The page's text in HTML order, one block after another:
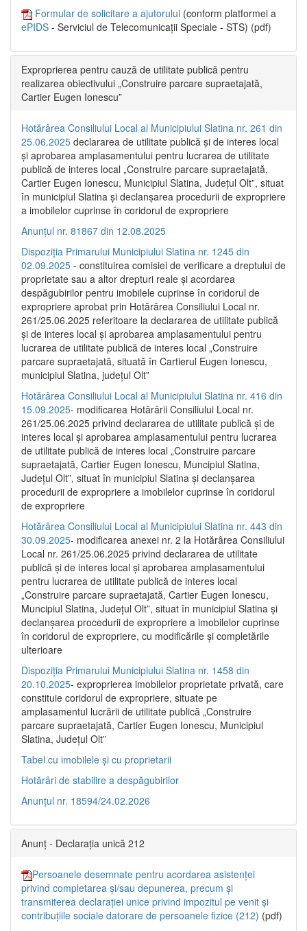
Formular de solicitare a ajutorului (conform platformei a
ePIDS - Serviciul de Telecomunicații Speciale - STS) (pdf)
Exproprierea pentru cauză de utilitate publică pentru
realizarea obiectivului „Construire parcare supraetajată,
Cartier Eugen Ionescu”
Hotărârea Consiliului Local al Municipiului Slatina nr. 261 din
25.06.2025 declararea de utilitate publică și de interes local
și aprobarea amplasamentului pentru lucrarea de utilitate
publică de interes local „Construire parcare supraetajată,
Cartier Eugen Ionescu, Municipiul Slatina, Județul Olt”, situat
în municipiul Slatina și declanșarea procedurii de expropriere
a imobilelor cuprinse în coridorul de expropriere
Anunțul nr. 81867 din 12.08.2025
Dispoziția Primarului Municipiului Slatina nr. 1245 din
02.09.2025 - constituirea comisiei de verificare a dreptului de
proprietate sau a altor drepturi reale și acordarea
despăgubirilor pentru imobilele cuprinse în coridorul de
expropriere aprobat prin Hotărârea Consiliului Local nr.
261/25.06.2025 referitoare la declararea de utilitate publică
și de interes local și aprobarea amplasamentului pentru
lucrarea de utilitate publică de interes local „Construire
parcare supraetajată, situată în Cartierul Eugen Ionescu,
municipiul Slatina, județul Olt”
Hotărârea Consiliului Local al Municipiului Slatina nr. 416 din
15.09.2025- modificarea Hotărârii Consiliului Local nr.
261/25.06.2025 privind declararea de utilitate publică și de
interes local și aprobarea amplasamentului pentru lucrarea
de utilitate publică de interes local „Construire parcare
supraetajată, Cartier Eugen Ionescu, Muncipiul Slatina,
Județul Olt”, situat în municipiul Slatina și declanșarea
procedurii de expropriere a imobilelor cuprinse în coridorul
de expropriere
Hotărârea Consiliului Local al Municipiului Slatina nr. 443 din
30.09.2025- modificarea anexei nr. 2 la Hotărârea Consiliului
Local nr. 261/25.06.2025 privind declararea de utilitate
publică şi de interes local şi aprobarea amplasamentului
pentru lucrarea de utilitate publică de interes local
„Construire parcare supraetajată, Cartier Eugen Ionescu,
Muncipiul Slatina, Judeţul Olt”, situat în municipiul Slatina şi
declanşarea procedurii de expropriere a imobilelor cuprinse
în coridorul de expropriere, cu modificările şi completările
ulterioare
Dispoziția Primarului Municipiului Slatina nr. 1458 din
20.10.2025- exproprierea imobilelor proprietate privată, care
constituie coridorul de expropriere, situate pe
amplasamentul lucrării de utilitate publică „Construire
parcare supraetajată, Cartier Eugen Ionescu, Municipiul
Slatina, Județul Olt”
Tabel cu imobilele și cu proprietarii
Hotărâri de stabilire a despăgubirilor
Anunțul nr. 18594/24.02.2026
Anunț - Declarația unică 212
Persoanele desemnate pentru acordarea asistenței
privind completarea și/sau depunerea, precum și
transmiterea declarației unice privind impozitul pe venit și
contribuțiile sociale datorare de persoanele fizice (212) (pdf)